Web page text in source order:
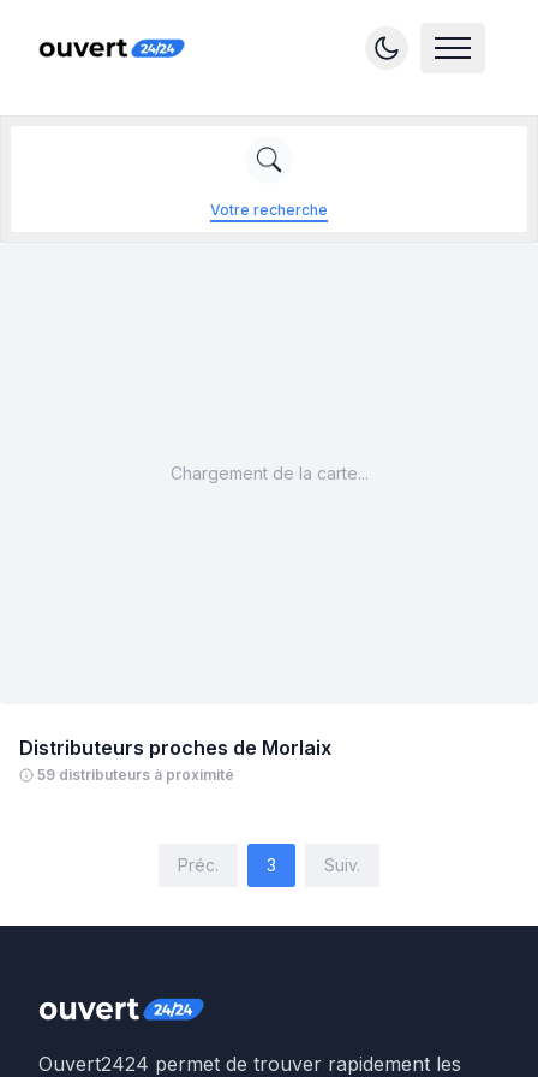
Votre recherche
Distributeurs proches de Morlaix
59 distributeurs à proximité
Préc. 3 Suiv.
Chargement de la carte...
Ouvert2424 permet de trouver rapidement les